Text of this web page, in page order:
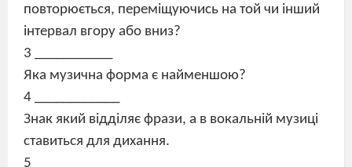
повторюється, переміщуючись на той чи інший
інтервал вгору або вниз?
3 ___________
Яка музична форма є найменшою?
4 ____________
Знак який відділяє фрази, а в вокальній музиці
ставиться для дихання.
5 ____________